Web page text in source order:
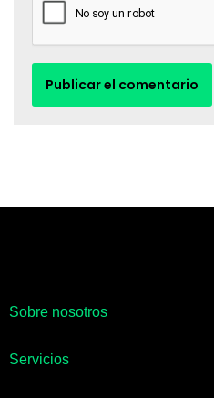
Sobre nosotros
Servicios